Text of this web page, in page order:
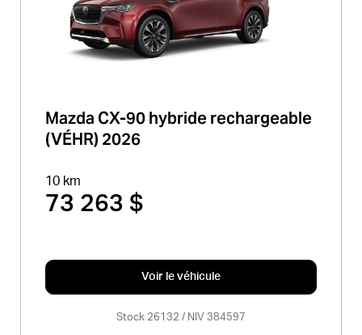
Mazda CX-90 hybride rechargeable
(VÉHR) 2026
10 km
73 263 $
Voir le véhicule
Stock 26132 / NIV 384597